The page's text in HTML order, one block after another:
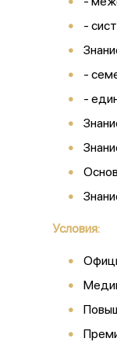
-
-
-
Условия: